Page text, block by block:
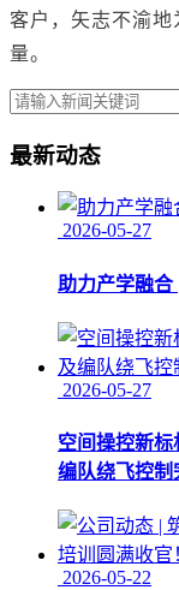
客户，矢志不渝
量。
最新动态
2026-05-27
助力产学融合
2026-05-27
空间操控新标
编队绕飞控制
2026-05-22